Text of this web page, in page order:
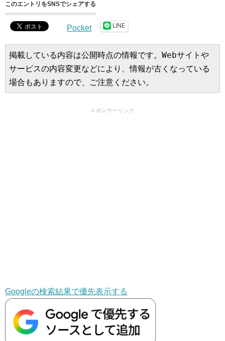
このエントリをSNSでシェアする
Pocket LINE
掲載している内容は公開時点の情報です。Webサイトや
サービスの内容変更などにより、情報が古くなっている
場合もありますので、ご注意ください。
スポンサーリンク
Googleの検索結果で優先表示する